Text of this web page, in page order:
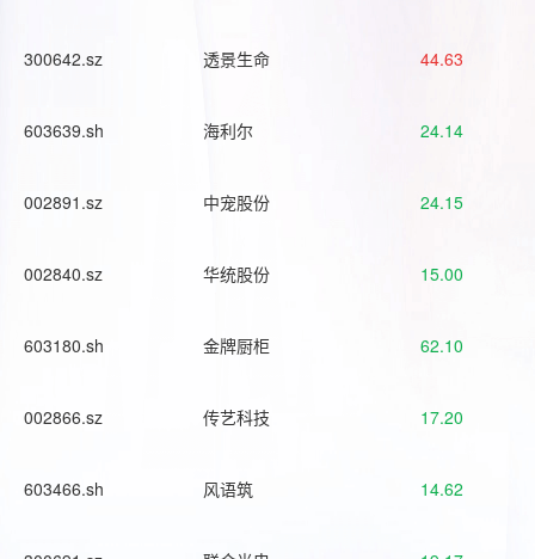
300642.sz 透景生命 44.63
603639.sh 海利尔 24.14
002891.sz 中宠股份 24.15
002840.sz 华统股份 15.00
603180.sh 金牌厨柜 62.10
002866.sz 传艺科技 17.20
603466.sh 风语筑 14.62